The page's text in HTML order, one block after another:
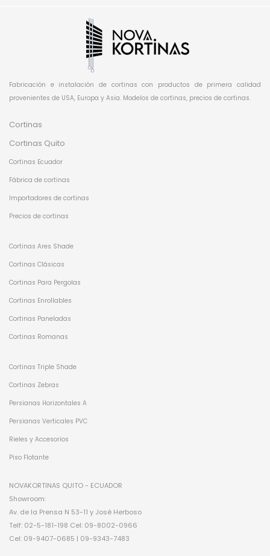
Fabricación e instalación de cortinas con productos de primera calidad
provenientes de USA, Europa y Asia. Modelos de cortinas, precios de cortinas.
Cortinas
Cortinas Quito
Cortinas Ecuador
Fábrica de cortinas
Importadores de cortinas
Precios de cortinas
Cortinas Ares Shade
Cortinas Clásicas
Cortinas Para Pergolas
Cortinas Enrollables
Cortinas Paneladas
Cortinas Romanas
Cortinas Triple Shade
Cortinas Zebras
Persianas Horizontales A
Persianas Verticales PVC
Rieles y Accesorios
Piso Flotante
NOVAKORTINAS QUITO - ECUADOR
Showroom:
Av. de la Prensa N 53-11 y José Herboso
Telf: 02-5-181-198 Cel: 09-8002-0966
Cel: 09-9407-0685 | 09-9343-7483